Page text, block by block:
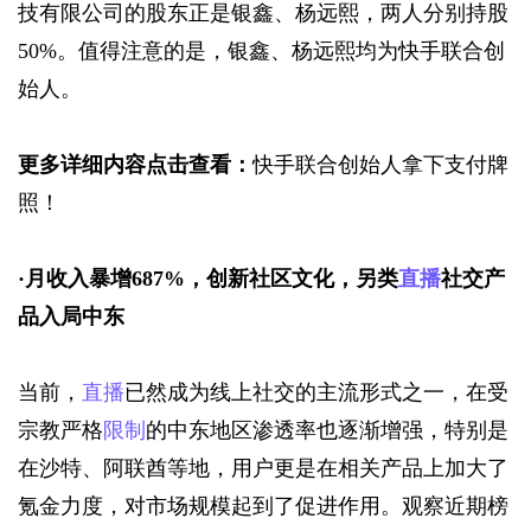
技有限公司的股东正是银鑫、杨远熙，两人分别持股
50%。值得注意的是，银鑫、杨远熙均为快手联合创
始人。
更多详细内容点击查看：快手联合创始人拿下支付牌
照！
·月收入暴增687%，创新社区文化，另类直播社交产
品入局中东
当前， 直播已然成为线上社交的主流形式之一，在受
宗教严格 限制 的中东地区渗透率也逐渐增强，特别是
在沙特、阿联酋等地，用户更是在相关产品上加大了
氪金力度，对市场规模起到了促进作用。观察近期榜